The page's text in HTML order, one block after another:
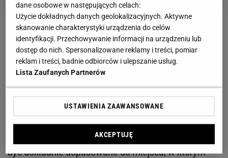
meble z palet do ogrodu
meble z palet na taras
O ile w przypadku ogrodowych nie będzie to miało aż
tak wielkiego znaczenia, to bardzo często meble
meble ogrodowe
być dokładnie dopasowane do miejsca, w którym
dane osobowe w następujących celach:
Użycie dokładnych danych geolokalizacyjnych. Aktywne
skanowanie charakterystyki urządzenia do celów
identyfikacji. Przechowywanie informacji na urządzeniu lub
dostęp do nich. Spersonalizowane reklamy i treści, pomiar
reklam i treści, badnie odbiorców i ulepszanie usług.
Lista Zaufanych Partnerów
USTAWIENIA ZAAWANSOWANE
AKCEPTUJĘ